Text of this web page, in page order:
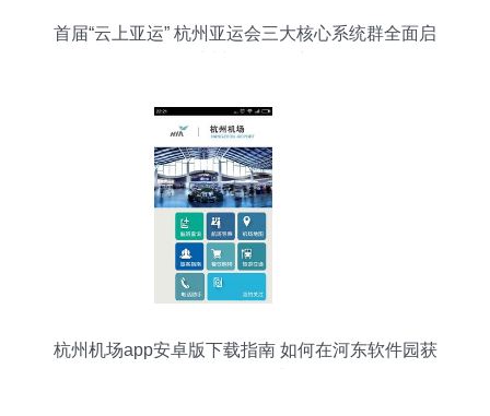
首届“云上亚运” 杭州亚运会三大核心系统群全面启
杭州机场app安卓版下载指南 如何在河东软件园获